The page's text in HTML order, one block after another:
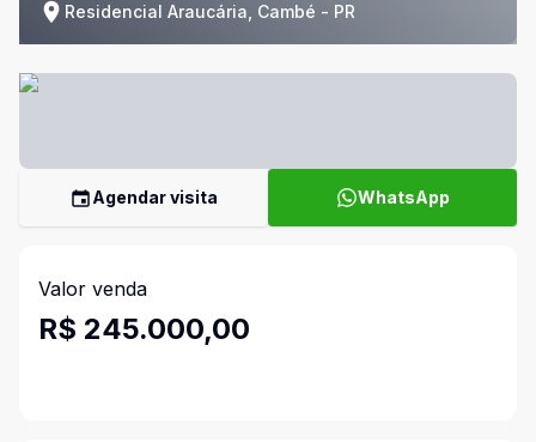
Residencial Araucária, Cambé - PR
Agendar visita WhatsApp
Valor venda
R$ 245.000,00